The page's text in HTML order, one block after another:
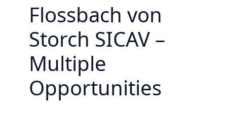
Flossbach von
Storch SICAV –
Multiple
Opportunities